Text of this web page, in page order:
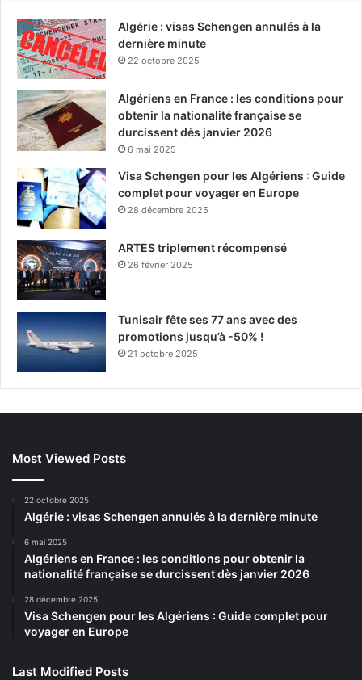
Algérie : visas Schengen annulés à la
dernière minute
22 octobre 2025
Algériens en France : les conditions pour
obtenir la nationalité française se
durcissent dès janvier 2026
6 mai 2025
Visa Schengen pour les Algériens : Guide
complet pour voyager en Europe
28 décembre 2025
ARTES triplement récompensé
26 février 2025
Tunisair fête ses 77 ans avec des
promotions jusqu’à -50% !
21 octobre 2025
Most Viewed Posts
22 octobre 2025
Algérie : visas Schengen annulés à la dernière minute
6 mai 2025
Algériens en France : les conditions pour obtenir la
nationalité française se durcissent dès janvier 2026
28 décembre 2025
Visa Schengen pour les Algériens : Guide complet pour
voyager en Europe
Last Modified Posts